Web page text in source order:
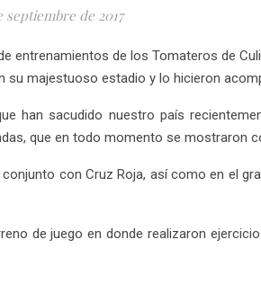
septiembre de 2017
entrenamientos de los Tomateros de
su majestuoso estadio y lo hicieron
han sacudido nuestro país
que en todo momento se mostraron
con Cruz Roja, así como en el
de juego en donde realizaron